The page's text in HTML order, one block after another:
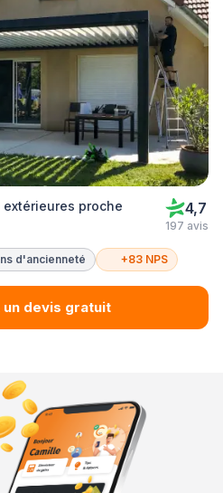
proche
4,7
197 avis
d'ancienneté +83 NPS
un devis gratuit